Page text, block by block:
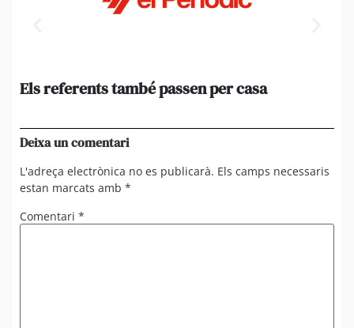
Els referents també passen per casa
Deixa un comentari
L'adreça electrònica no es publicarà. Els camps necessaris
estan marcats amb *
Comentari *